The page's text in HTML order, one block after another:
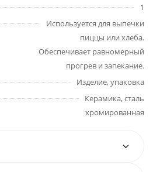
1
Используется для выпечки
пиццы или хлеба.
Обеспечивает равномерный
прогрев и запекание.
Изделие, упаковка
Керамика, сталь
хромированная